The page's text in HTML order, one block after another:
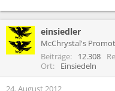
einsiedler
McChrystal's
Beiträge 12.308
Ort
Einsiedeln